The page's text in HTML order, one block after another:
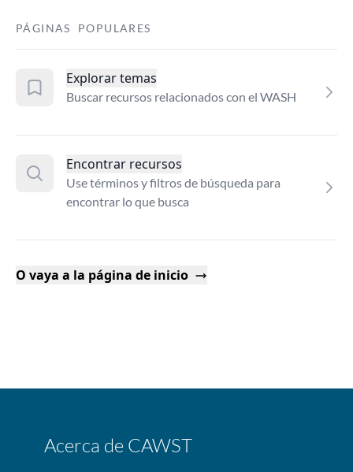
PÁGINAS POPULARES
Explorar temas
Buscar recursos relacionados con el WASH
Encontrar recursos
Use términos y filtros de búsqueda para
encontrar lo que busca
O vaya a la página de inicio
Acerca de CAWST